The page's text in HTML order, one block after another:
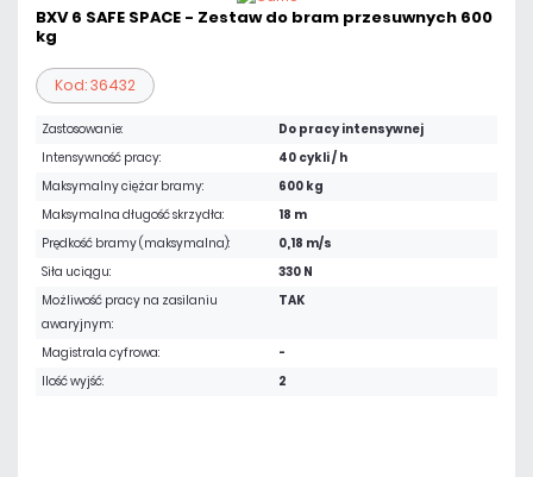
BXV 6 SAFE SPACE - Zestaw do bram przesuwnych 600
kg
Kod: 36432
Zastosowanie:
Do pracy intensywnej
Intensywność pracy:
40 cykli / h
Maksymalny ciężar bramy:
600 kg
Maksymalna długość skrzydła:
18 m
Prędkość bramy (maksymalna):
0,18 m/s
Siła uciągu:
330 N
Możliwość pracy na zasilaniu
awaryjnym:
TAK
Magistrala cyfrowa:
-
Ilość wyjść:
2